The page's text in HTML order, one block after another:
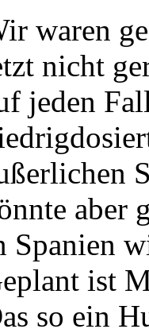
waren
nicht
jeden
aber
Spanien
ist
so ein